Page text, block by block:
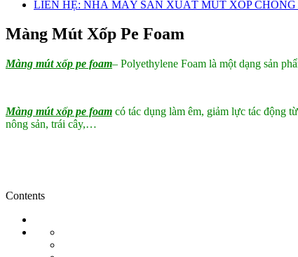
LIÊN HỆ: NHÀ MÁY SẢN XUẤT MÚT XỐP CHỐNG
Màng Mút Xốp Pe Foam
Màng mút xốp pe foam– Polyethylene Foam là một dạng sản
Màng mút xốp pe foam có tác dụng làm êm, giảm lực tác động
nông sản, trái cây,…
Contents